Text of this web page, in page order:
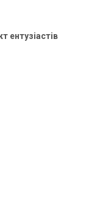
ентузіастів